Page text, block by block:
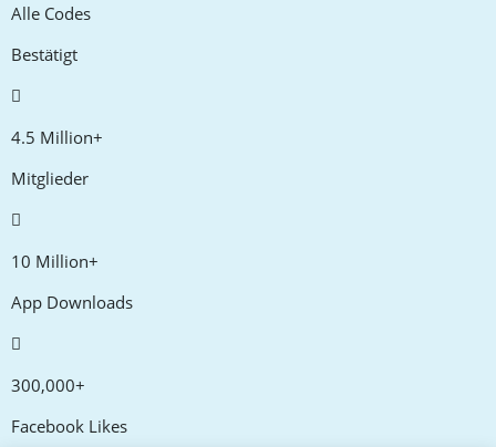
Alle Codes
Bestätigt
4.5 Million+
Mitglieder
10 Million+
App Downloads
300,000+
Facebook Likes